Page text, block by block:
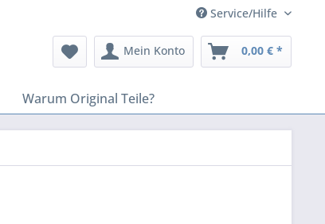
Service/Hilfe
Mein Konto 0,00 € *
Warum Original Teile?